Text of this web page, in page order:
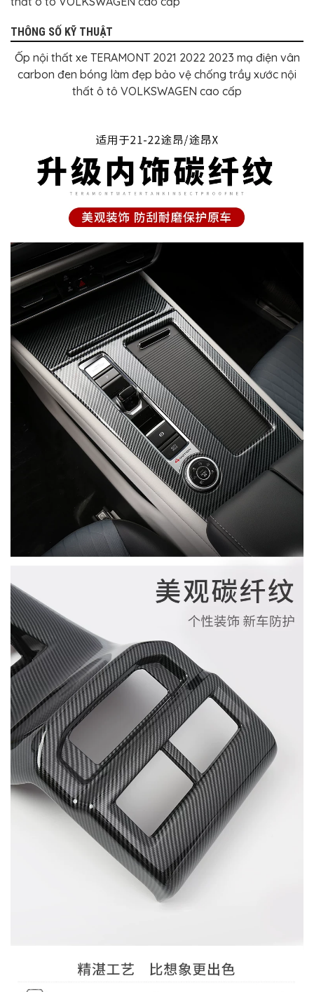
THÔNG SỐ KỸ THUẬT
Ốp nội thất xe TERAMONT 2021 2022 2023 mạ điện vân
carbon đen bóng làm đẹp bảo vệ chống trầy xước nội
thất ô tô VOLKSWAGEN cao cấp